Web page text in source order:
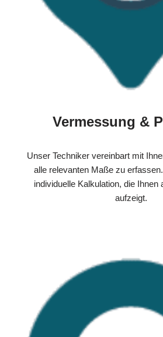
Vermessung &
Unser Techniker vereinbart mit
alle relevanten Maße zu
individuelle Kalkulation, die Ihnen
aufzeigt.